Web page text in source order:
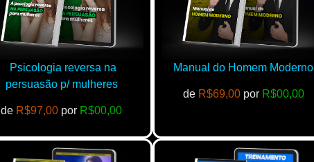
Psicologia reversa na
persuasão p/ mulheres
de R$97,00 por R$00,00
Manual do Homem Moderno
de R$69,00 por R$00,00